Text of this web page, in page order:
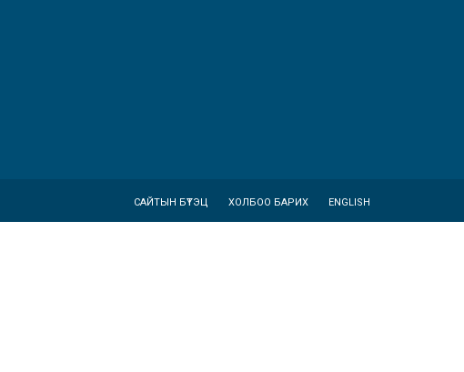
САЙТЫН БҮТЭЦ ХОЛБОО БАРИХ ENGLISH